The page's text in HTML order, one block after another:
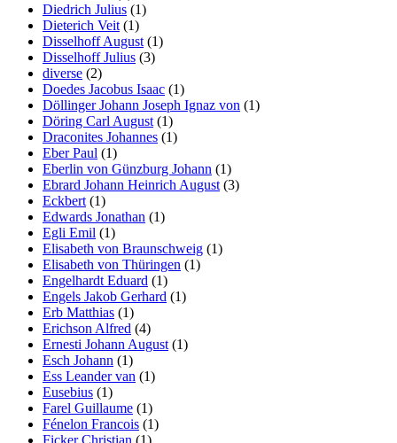
Diedrich Julius (1)
Dieterich Veit (1)
Disselhoff August (1)
Disselhoff Julius (3)
diverse (2)
Doedes Jacobus Isaac (1)
Döllinger Johann Joseph Ignaz von (1)
Döring Carl August (1)
Draconites Johannes (1)
Eber Paul (1)
Eberlin von Günzburg Johann (1)
Ebrard Johann Heinrich August (3)
Eckbert (1)
Edwards Jonathan (1)
Egli Emil (1)
Elisabeth von Braunschweig (1)
Elisabeth von Thüringen (1)
Engelhardt Eduard (1)
Engels Jakob Gerhard (1)
Erb Matthias (1)
Erichson Alfred (4)
Ernesti Johann August (1)
Esch Johann (1)
Ess Leander van (1)
Eusebius (1)
Farel Guillaume (1)
Fénelon Francois (1)
Ficker Christian (1)